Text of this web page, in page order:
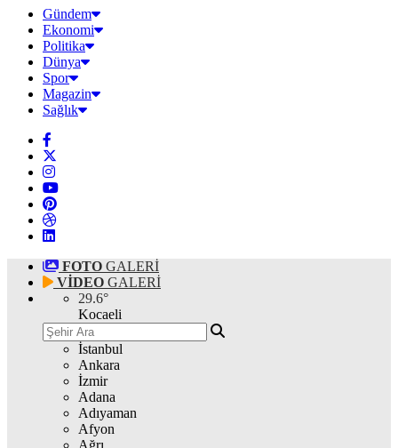
Gündem
Ekonomi
Politika
Dünya
Spor
Magazin
Sağlık
FOTO GALERİ
VİDEO GALERİ
29.6°
Kocaeli
İstanbul
Ankara
İzmir
Adana
Adıyaman
Afyon
Ağrı